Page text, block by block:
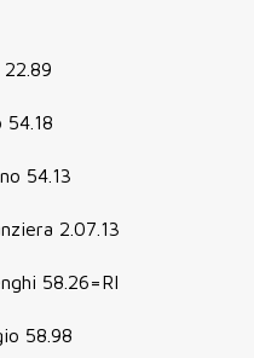
54.13
2.07.13
58.26=RI
58.98